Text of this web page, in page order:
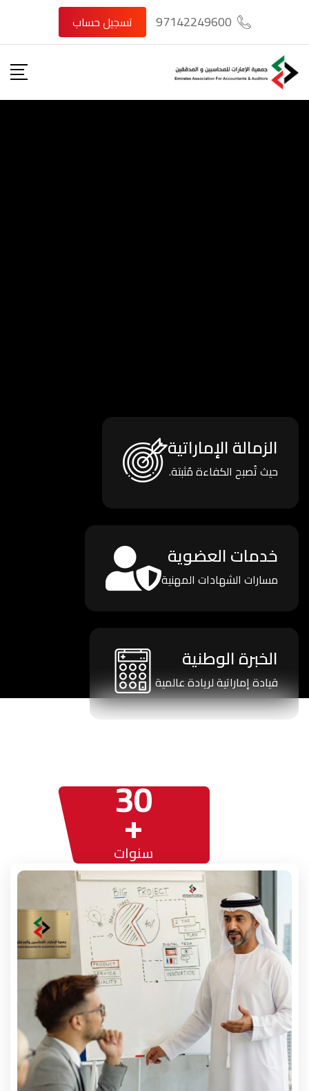
97142249600 تسجيل حساب
الزمالة الإماراتية
حيث تُصبح الكفاءة مُثبتة.
خدمات العضوية
مسارات الشهادات المهنية
الخبرة الوطنية
قيادة إماراتية لريادة عالمية
30
+
سنوات
من
الخبرة